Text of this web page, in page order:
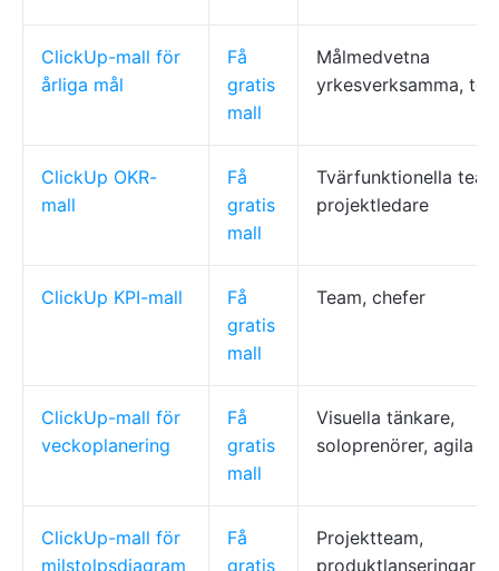
ClickUp-mall för
årliga mål
Få
gratis
mall
Målmedvetna
yrkesverksamma,
ClickUp OKR-
mall
Få
gratis
mall
Tvärfunktionella
projektledare
ClickUp KPI-mall
Få
gratis
mall
Team, chefer
ClickUp-mall för
veckoplanering
Få
gratis
mall
Visuella tänkare,
soloprenörer, agila
ClickUp-mall för
milstolpsdiagram
Få
gratis
Projektteam,
produktlanseringar